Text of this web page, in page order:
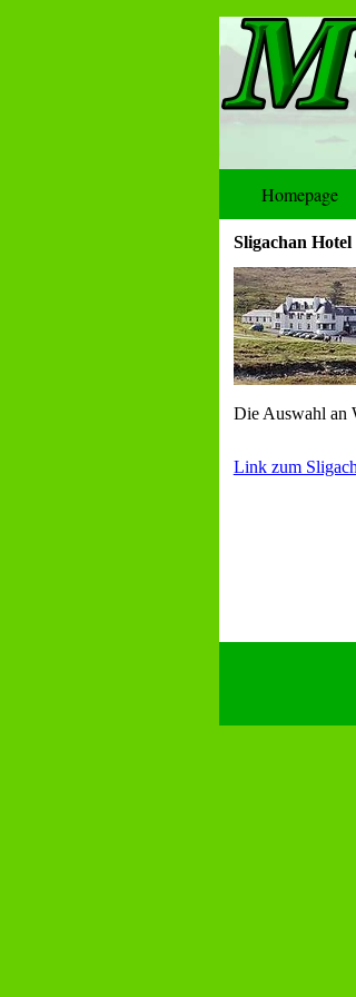
Homepage
Sligachan Hotel
Die Auswahl an
Link zum